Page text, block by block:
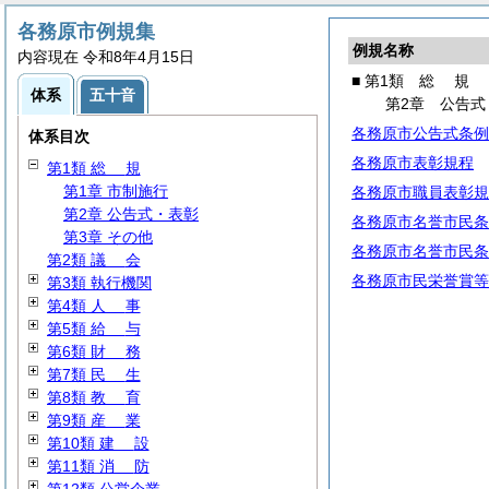
例規名称
■ 第1類 総 規
第2章 公告式
各務原市公告式条例
各務原市表彰規程
各務原市職員表彰
各務原市名誉市民
各務原市名誉市民
各務原市民栄誉賞
各務原市例規集
内容現在 令和8年4月15日
体系 五十音
体系目次
第1類 総 規
第1章 市制施行
第2章 公告式・表彰
第3章 その他
第2類 議 会
第3類 執行機関
第4類 人 事
第5類 給 与
第6類 財 務
第7類 民 生
第8類 教 育
第9類 産 業
第10類 建 設
第11類 消 防